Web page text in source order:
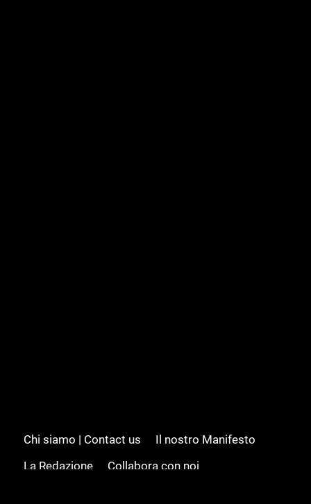
Chi siamo | Contact us
Il nostro Manifesto
La Redazione
Collabora con noi